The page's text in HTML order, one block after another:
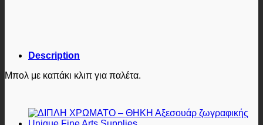
Description
Μπολ με καπάκι κλιπ για παλέτα.